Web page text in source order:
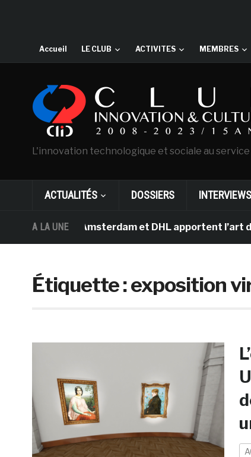
Accueil LE CLUB ACTIVITES MEMBRES
L'innovation technologique et sociale au
ACTUALITÉS DOSSIERS
A LA UNE
Gogh d’Amsterdam et DHL apportent l’art dans
Étiquette :exposition